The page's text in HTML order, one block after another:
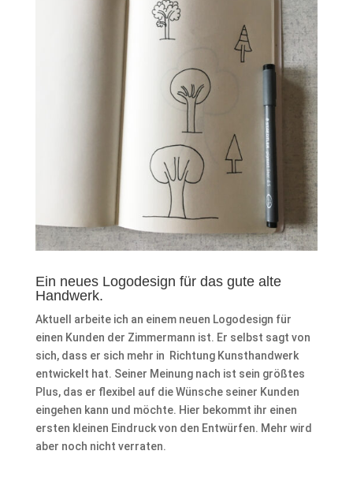
Ein neues Logodesign für das gute alte
Handwerk.
Aktuell arbeite ich an einem neuen Logodesign für
einen Kunden der Zimmermann ist. Er selbst sagt von
sich, dass er sich mehr in Richtung Kunsthandwerk
entwickelt hat. Seiner Meinung nach ist sein größtes
Plus, das er flexibel auf die Wünsche seiner Kunden
eingehen kann und möchte. Hier bekommt ihr einen
ersten kleinen Eindruck von den Entwürfen. Mehr wird
aber noch nicht verraten.